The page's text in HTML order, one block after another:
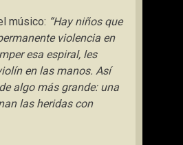
músico: “Hay niños que
violencia en
esa espiral, les
en las manos. Así
algo más grande: una
las heridas con